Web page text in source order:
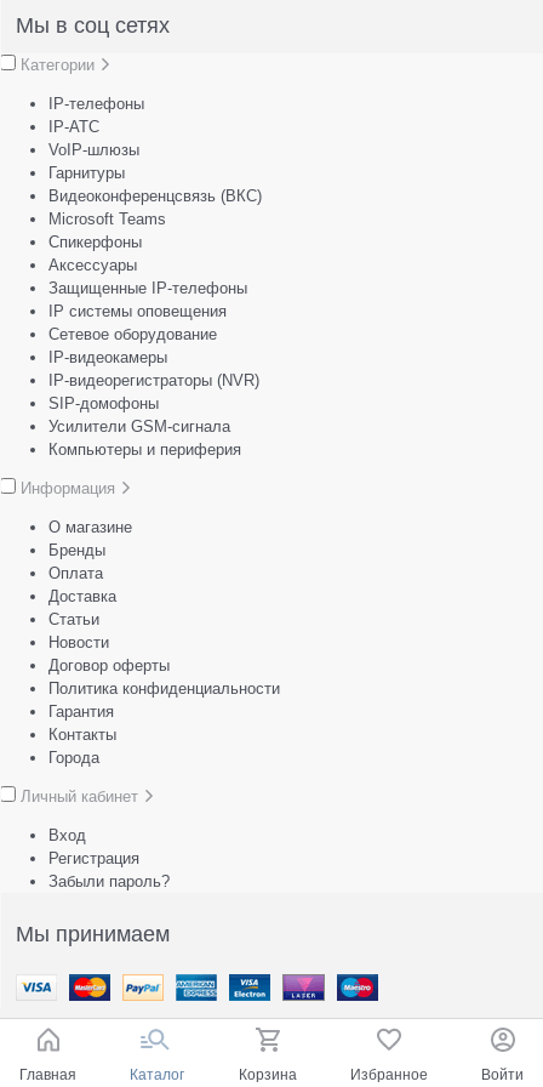
Мы в соц сетях
Категории
IP-телефоны
IP-АТС
VoIP-шлюзы
Гарнитуры
Видеоконференцсвязь (ВКС)
Microsoft Teams
Спикерфоны
Аксессуары
Защищенные IP-телефоны
IP системы оповещения
Сетевое оборудование
IP-видеокамеры
IP-видеорегистраторы (NVR)
SIP-домофоны
Усилители GSM-сигнала
Компьютеры и периферия
Информация
О магазине
Бренды
Оплата
Доставка
Статьи
Новости
Договор оферты
Политика конфиденциальности
Гарантия
Контакты
Города
Личный кабинет
Вход
Регистрация
Забыли пароль?
Мы принимаем
Главная Каталог Корзина Избранное Войти